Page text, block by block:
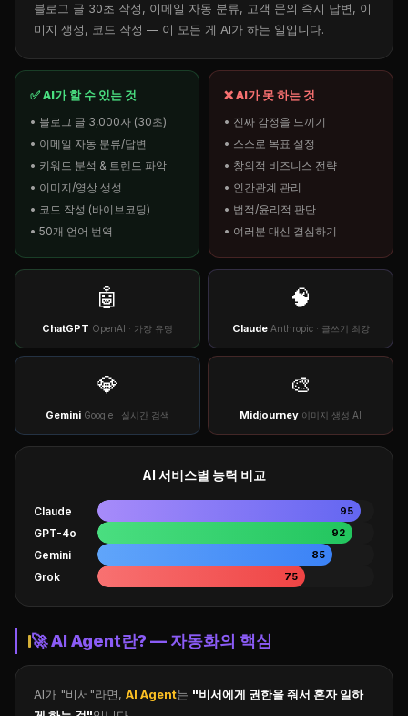
블로그 글 30초 작성, 이메일 자동 분류, 고객 문의 즉시 답변, 이
미지 생성, 코드 작성 — 이 모든 게 AI가 하는 일입니다.
✅ AI가 할 수 있는 것
• 블로그 글 3,000자 (30초)
• 이메일 자동 분류/답변
• 키워드 분석 & 트렌드 파악
• 이미지/영상 생성
• 코드 작성 (바이브코딩)
• 50개 언어 번역
❌ AI가 못 하는 것
• 진짜 감정을 느끼기
• 스스로 목표 설정
• 창의적 비즈니스 전략
• 인간관계 관리
• 법적/윤리적 판단
• 여러분 대신 결심하기
🤖
ChatGPT OpenAI · 가장 유명
🧠
Claude Anthropic · 글쓰기 최강
💎
Gemini Google · 실시간 검색
🎨
Midjourney 이미지 생성 AI
AI 서비스별 능력 비교
Claude 95
GPT-4o 92
Gemini 85
Grok 75
🚀 AI Agent란? — 자동화의 핵심
AI가 "비서"라면, AI Agent는 "비서에게 권한을 줘서 혼자 일하